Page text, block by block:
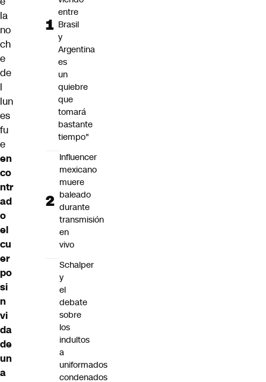
la
no
ch
e
de
l
lun
es
fu
e
en
co
ntr
ad
o
el
cu
er
po
si
n
vi
da
de
un
a
entre
Brasil
y
Argentina
es
un
quiebre
que
tomará
bastante
tiempo"
Influencer
mexicano
muere
baleado
durante
transmisión
en
vivo
Schalper
y
el
debate
sobre
los
indultos
a
uniformados
condenados